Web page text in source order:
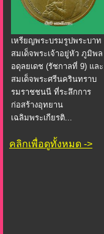
เหรียญพระบรมรูปพระบาท
สมเด็จพระเจ้าอยู่หัว ภูมิพล
อดุลยเดช (รัชกาลที่ 9) และ
สมเด็จพระศรีนครินทราบ
รมราชชนนี ที่ระลึกการ
ก่อสร้างอุทยาน
เฉลิมพระเกียรติ...
คลิกเพื่อดูทั้งหมด ->